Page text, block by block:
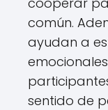
común.
ayudan a
sentido de